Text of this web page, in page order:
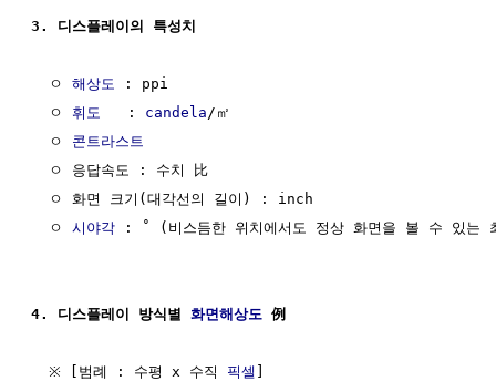
3. 디스플레이의 특성치
  ㅇ
해상도
: ppi
  ㅇ
휘도
   :
candela /㎡
  ㅇ
콘트라스트
  ㅇ 응답속도 : 수치 比
  ㅇ 화면 크기(대각선의 길이) : inch
  ㅇ
시야각 : ˚ (비스듬한 위치에서도 정상 화면을 볼 수 있는
4. 디스플레이 방식별 화면해상도 例
  ※ [범례 : 수평 x 수직
픽셀 ]